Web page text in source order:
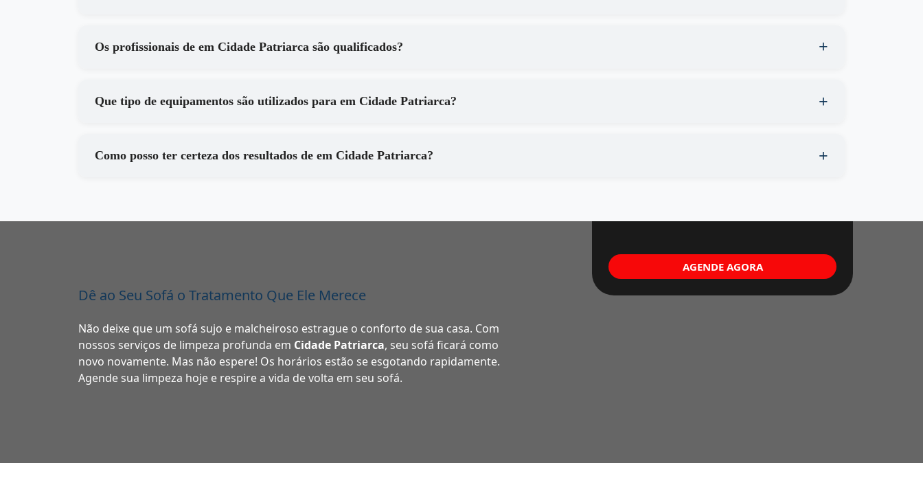
Os profissionais de em Cidade Patriarca são qualificados?
Que tipo de equipamentos são utilizados para em Cidade Patriarca?
Como posso ter certeza dos resultados de em Cidade Patriarca?
Dê ao Seu Sofá o Tratamento Que Ele Merece
Não deixe que um sofá sujo e malcheiroso estrague o conforto de sua casa. Com
nossos serviços de limpeza profunda em Cidade Patriarca, seu sofá ficará como
novo novamente. Mas não espere! Os horários estão se esgotando rapidamente.
Agende sua limpeza hoje e respire a vida de volta em seu sofá.
AGENDE AGORA